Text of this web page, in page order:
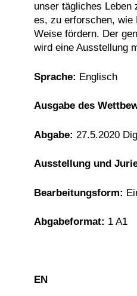
unser tägliches Leben
es, zu erforschen, wie
Weise fördern. Der
wird eine Ausstellung
Sprache: Englisch
Ausgabe des
Abgabe: 27.5.2020
Ausstellung und
Bearbeitungsform:
Abgabeformat: 1 A1
EN